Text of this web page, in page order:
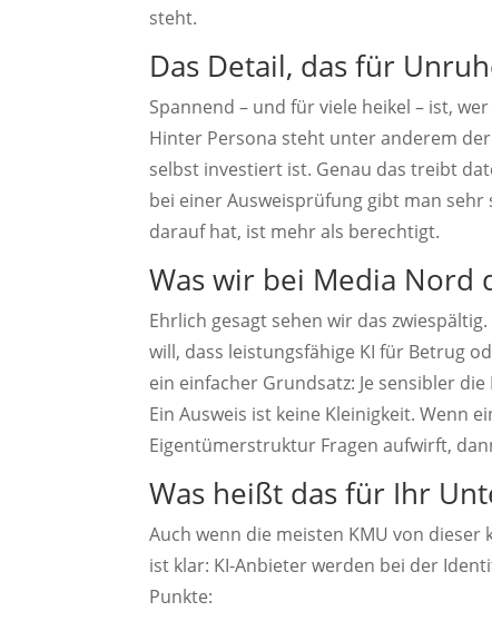
steht.
Das Detail, das für
Spannend – und für viele heikel – ist,
Hinter Persona steht unter anderem
selbst investiert ist. Genau das treibt
bei einer Ausweisprüfung gibt man sehr
darauf hat, ist mehr als berechtigt.
Was wir bei Media Nord
Ehrlich gesagt sehen wir das
will, dass leistungsfähige KI für Betrug
ein einfacher Grundsatz: Je sensibler
Ein Ausweis ist keine Kleinigkeit. Wenn
Eigentümerstruktur Fragen aufwirft,
Was heißt das für Ihr
Auch wenn die meisten KMU von
ist klar: KI-Anbieter werden bei der
Punkte: